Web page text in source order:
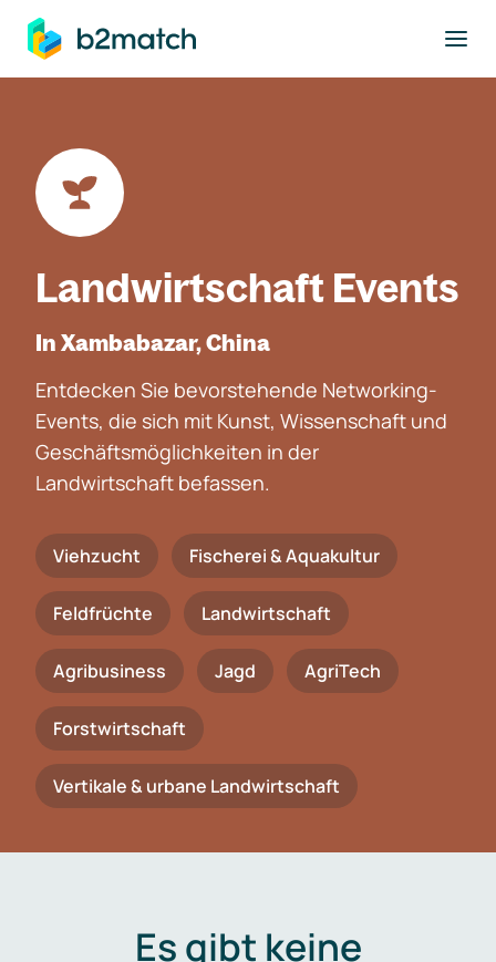
springen
Landwirtschaft Events
In Xambabazar, China
Entdecken Sie bevorstehende Networking-
Events, die sich mit Kunst, Wissenschaft und
Geschäftsmöglichkeiten in der
Landwirtschaft befassen.
Viehzucht Fischerei & Aquakultur
Feldfrüchte Landwirtschaft
Agribusiness Jagd AgriTech
Forstwirtschaft
Vertikale & urbane Landwirtschaft
Es gibt keine